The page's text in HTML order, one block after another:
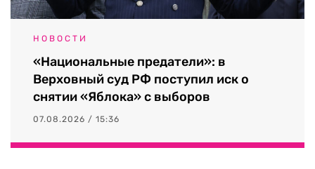
НОВОСТИ
«Национальные предатели»: в
Верховный суд РФ поступил иск о
снятии «Яблока» с выборов
07.08.2026 / 15:36